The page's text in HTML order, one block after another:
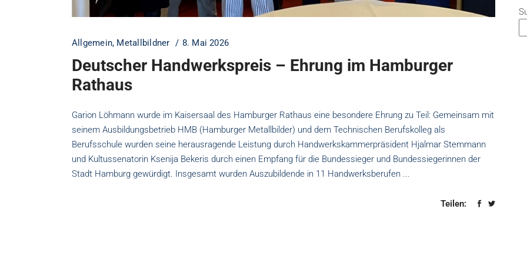
Allgemein, Metallbildner 8. Mai 2026
Deutscher Handwerkspreis – Ehrung im Hamburger
Rathaus
Garion Löhmann wurde im Kaisersaal des Hamburger Rathaus eine besondere Ehrung zu Teil: Gemeinsam mit
seinem Ausbildungsbetrieb HMB (Hamburger Metallbilder) und dem Technischen Berufskolleg als
Berufsschule wurden seine herausragende Leistung durch Handwerkskammerpräsident Hjalmar Stemmann
und Kultussenatorin Ksenija Bekeris durch einen Empfang für die Bundessieger und Bundessiegerinnen der
Stadt Hamburg gewürdigt. Insgesamt wurden Auszubildende in 11 Handwerksberufen
Teilen: